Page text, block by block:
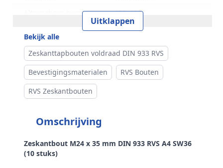
Alternatieve norm
ISO 4017
39,98 mm
Kophoogte (k)
15 mm
Gewicht per 100 stuks
22,90 kg
Aandrijving
Inhoud verpakking
Merk
Uitklappen
Bekijk alle
Zeskanttapbouten voldraad DIN 933 RVS
Bevestigingsmaterialen
RVS Bouten
RVS Zeskantbouten
Omschrijving
Zeskantbout M24 x 35 mm DIN 933 RVS A4 SW36
(10 stuks)